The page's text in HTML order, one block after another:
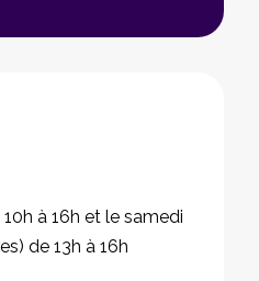
à 16h et le samedi
de 13h à 16h